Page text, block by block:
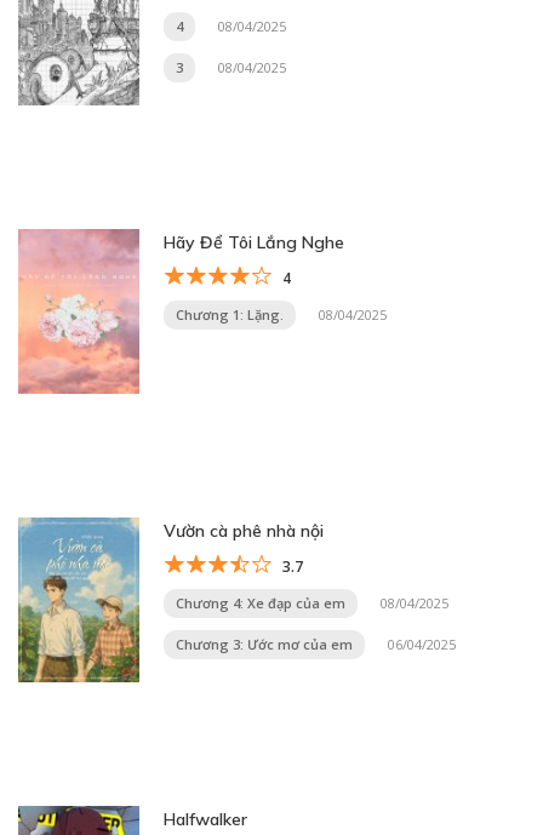
4 08/04/2025
3 08/04/2025
Hãy Để Tôi Lắng Nghe
4
Chương 1: Lặng. 08/04/2025
Vườn cà phê nhà nội
3.7
Chương 4: Xe đạp của em 08/04/2025
Chương 3: Ước mơ của em 06/04/2025
Halfwalker